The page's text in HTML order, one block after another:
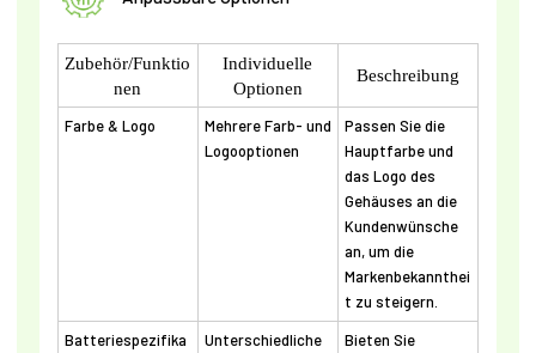
Zubehör/Funktio
nen
Individuelle
Optionen
Beschreibung
Farbe & Logo
Mehrere Farb- und
Logooptionen
Passen Sie die
Hauptfarbe und
das Logo des
Gehäuses an die
Kundenwünsche
an, um die
Markenbekannthei
t zu steigern.
Batteriespezifika
Unterschiedliche
Bieten Sie